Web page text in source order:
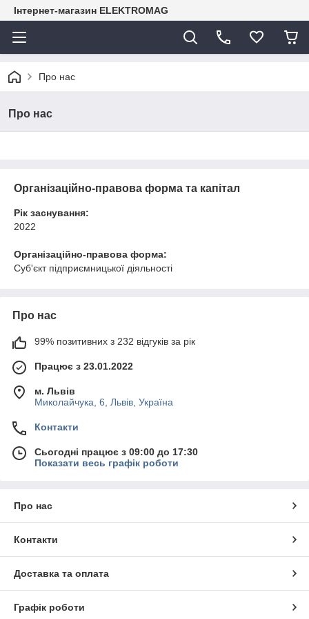
Інтернет-магазин ELEKTROMAG
Про нас
Про нас
Організаційно-правова форма та капітал
Рік заснування:
2022
Організаційно-правова форма:
Суб'єкт підприємницької діяльності
Про нас
99% позитивних з 232 відгуків за рік
Працює з 23.01.2022
м. Львів
Миколайчука, 6, Львів, Україна
Контакти
Сьогодні працює з 09:00 до 17:30
Показати весь графік роботи
Про нас
Контакти
Доставка та оплата
Графік роботи